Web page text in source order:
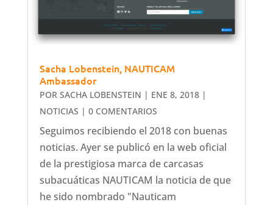
Sacha Lobenstein, NAUTICAM
Ambassador
POR SACHA LOBENSTEIN | ENE 8, 2018|
NOTICIAS | 0 COMENTARIOS
Seguimos recibiendo el 2018 con buenas
noticias. Ayer se publicó en la web oficial
de la prestigiosa marca de carcasas
subacuáticas NAUTICAM la noticia de que
he sido nombrado "Nauticam